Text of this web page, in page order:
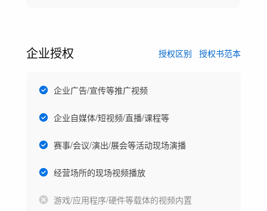
企业授权 授权区别 授权书范本
企业广告/宣传等推广视频
企业自媒体/短视频/直播/课程等
赛事/会议/演出/展会等活动现场演播
经营场所的现场视频播放
游戏/应用程序/硬件等载体的视频内置